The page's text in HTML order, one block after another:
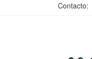
Contacto: